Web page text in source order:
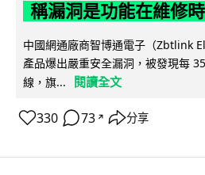
稱漏洞是功能在維修
中國網通廠商智博通電子（Zbtlink
產品爆出嚴重安全漏洞，被發現每
線，旗...
閱讀全文
330 73 ↗ 分享